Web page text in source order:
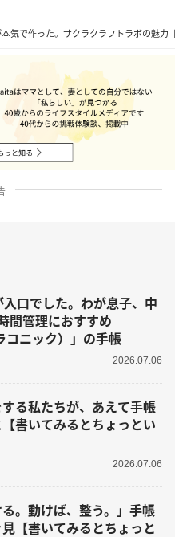
気で作った。サクラクラフトラボの魅力
口でした。わが息子、中
間管理におすすめ
コニック）」の手帳
2026.07.06
する私たちが、あえて手帳
書いてみるとちょっとい
2026.07.06
る。動けば、整う。」手帳
【書いてみるとちょっと